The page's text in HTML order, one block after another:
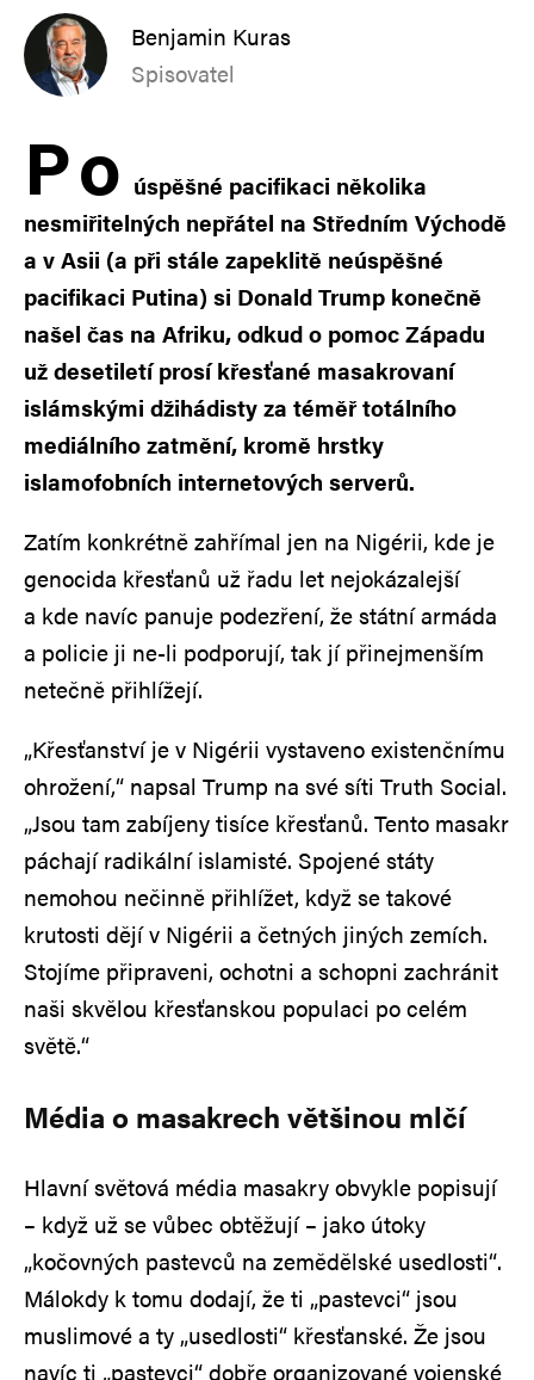
Benjamin Kuras
Spisovatel
Po úspěšné pacifikaci několika
nesmiřitelných nepřátel na Středním Východě
a v Asii (a při stále zapeklitě neúspěšné
pacifikaci Putina) si Donald Trump konečně
našel čas na Afriku, odkud o pomoc Západu
už desetiletí prosí křesťané masakrovaní
islámskými džihádisty za téměř totálního
mediálního zatmění, kromě hrstky
islamofobních internetových serverů.
Zatím konkrétně zahřímal jen na Nigérii, kde je
genocida křesťanů už řadu let nejokázalejší
a kde navíc panuje podezření, že státní armáda
a policie ji ne-li podporují, tak jí přinejmenším
netečně přihlížejí.
„Křesťanství je v Nigérii vystaveno existenčnímu
ohrožení,“ napsal Trump na své síti Truth Social.
„Jsou tam zabíjeny tisíce křesťanů. Tento masakr
páchají radikální islamisté. Spojené státy
nemohou nečinně přihlížet, když se takové
krutosti dějí v Nigérii a četných jiných zemích.
Stojíme připraveni, ochotni a schopni zachránit
naši skvělou křesťanskou populaci po celém
světě.“
Média o masakrech většinou mlčí
Hlavní světová média masakry obvykle popisují
– když už se vůbec obtěžují – jako útoky
„kočovných pastevců na zemědělské usedlosti“.
Málokdy k tomu dodají, že ti „pastevci“ jsou
muslimové a ty „usedlosti“ křesťanské. Že jsou
navíc ti „pastevci“ dobře organizované vojenské